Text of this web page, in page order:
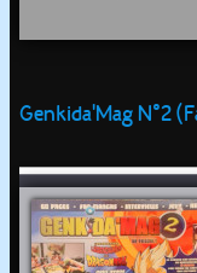
Genkida'Mag N°2